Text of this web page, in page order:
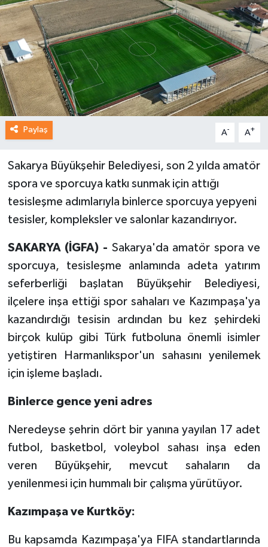
Paylaş A- A+
Sakarya Büyükşehir Belediyesi, son 2 yılda amatör
spora ve sporcuya katkı sunmak için attığı
tesisleşme adımlarıyla binlerce sporcuya yepyeni
tesisler, kompleksler ve salonlar kazandırıyor.
SAKARYA (İGFA) - Sakarya'da amatör spora ve
sporcuya, tesisleşme anlamında adeta yatırım
seferberliği başlatan Büyükşehir Belediyesi,
ilçelere inşa ettiği spor sahaları ve Kazımpaşa'ya
kazandırdığı tesisin ardından bu kez şehirdeki
birçok kulüp gibi Türk futboluna önemli isimler
yetiştiren Harmanlıkspor'un sahasını yenilemek
için işleme başladı.
Binlerce gence yeni adres
Neredeyse şehrin dört bir yanına yayılan 17 adet
futbol, basketbol, voleybol sahası inşa eden
veren Büyükşehir, mevcut sahaların da
yenilenmesi için hummalı bir çalışma yürütüyor.
Kazımpaşa ve Kurtköy:
Bu kapsamda Kazımpaşa'ya FIFA standartlarında